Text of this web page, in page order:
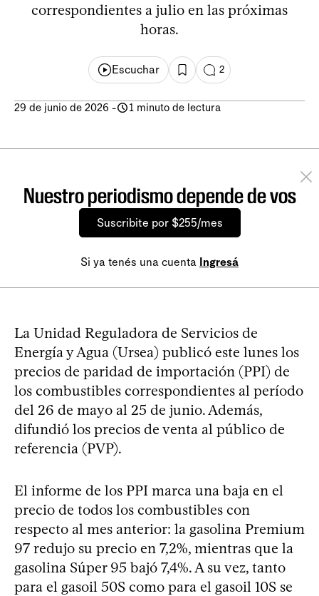
correspondientes a julio en las próximas
horas.
Escuchar 2
29 de junio de 2026 - 1 minuto de lectura
Nuestro periodismo depende de vos
Suscribite por $255/mes
Si ya tenés una cuenta Ingresá
La Unidad Reguladora de Servicios de
Energía y Agua (Ursea) publicó este lunes los
precios de paridad de importación (PPI) de
los combustibles correspondientes al período
del 26 de mayo al 25 de junio. Además,
difundió los precios de venta al público de
referencia (PVP).
El informe de los PPI marca una baja en el
precio de todos los combustibles con
respecto al mes anterior: la gasolina Premium
97 redujo su precio en 7,2%, mientras que la
gasolina Súper 95 bajó 7,4%. A su vez, tanto
para el gasoil 50S como para el gasoil 10S se